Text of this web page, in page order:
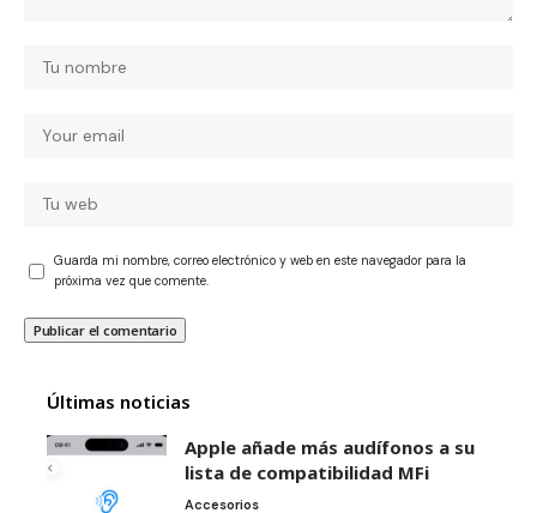
Guarda mi nombre, correo electrónico y web en este navegador para la
próxima vez que comente.
Últimas noticias
Apple añade más audífonos a su
lista de compatibilidad MFi
Accesorios